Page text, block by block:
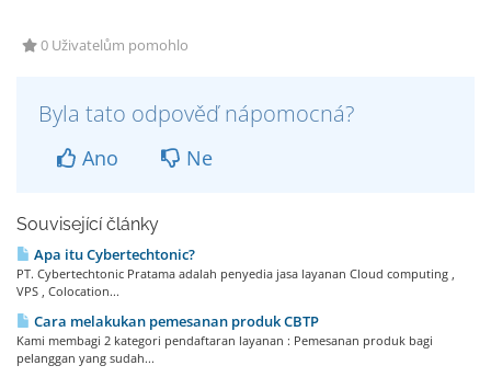
0 Uživatelům pomohlo
Byla tato odpověď nápomocná?
Ano Ne
Související články
Apa itu Cybertechtonic?
PT. Cybertechtonic Pratama adalah penyedia jasa layanan Cloud computing ,
VPS , Colocation...
Cara melakukan pemesanan produk CBTP
Kami membagi 2 kategori pendaftaran layanan : Pemesanan produk bagi
pelanggan yang sudah...